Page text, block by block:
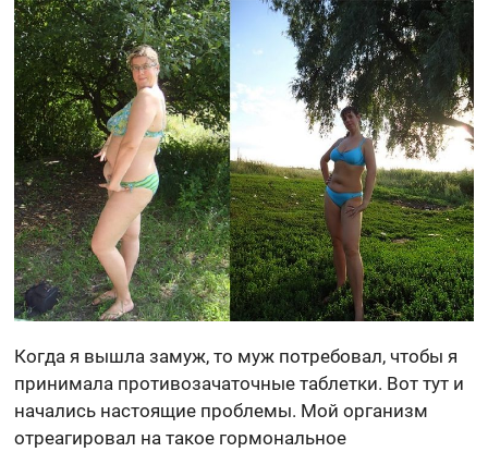
Когда я вышла замуж, то муж потребовал, чтобы я
принимала противозачаточные таблетки. Вот тут и
начались настоящие проблемы. Мой организм
отреагировал на такое гормональное